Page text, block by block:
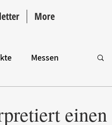
More
Messen
einen